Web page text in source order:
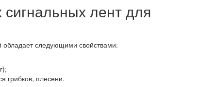
лент для
следующими свойствами:
грибков, плесени.